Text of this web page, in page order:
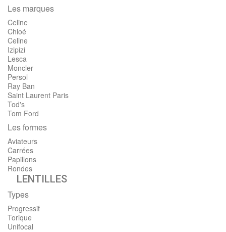
Les marques
Celine
Chloé
Celine
Izipizi
Lesca
Moncler
Persol
Ray Ban
Saint Laurent Paris
Tod's
Tom Ford
Les formes
Aviateurs
Carrées
Papillons
Rondes
LENTILLES
Types
Progressif
Torique
Unifocal